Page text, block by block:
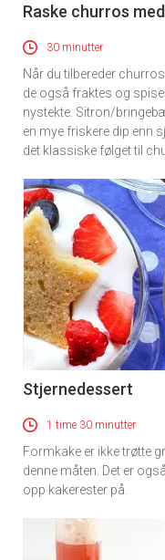
Raske churros
30 minutter
Når du tilbereder
de også fraktes og
nystekte. Sitron/
en mye friskere dip enn
det klassiske følget til
Stjernedessert
1 time 30 minutter
Formkake er ikke trøtte
denne måten. Det er
opp kakerester på.